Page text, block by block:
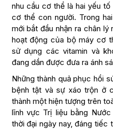
nhu cầu cơ thể là hai yếu
cơ thể con người. Trong
mới bắt đầu nhận ra chân
hoạt động của bộ máy cơ
sử dụng các vitamin và
đang dần được đưa ra ánh
Những thành quả phục hồi
bệnh tật và sự xáo trộn ở
thành một hiện tượng trên
lĩnh vực Trị liệu bằng
thời đại ngày nay, đáng tiếc